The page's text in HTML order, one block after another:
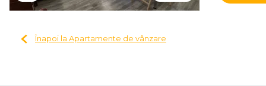
Înapoi la Apartamente de vânzare